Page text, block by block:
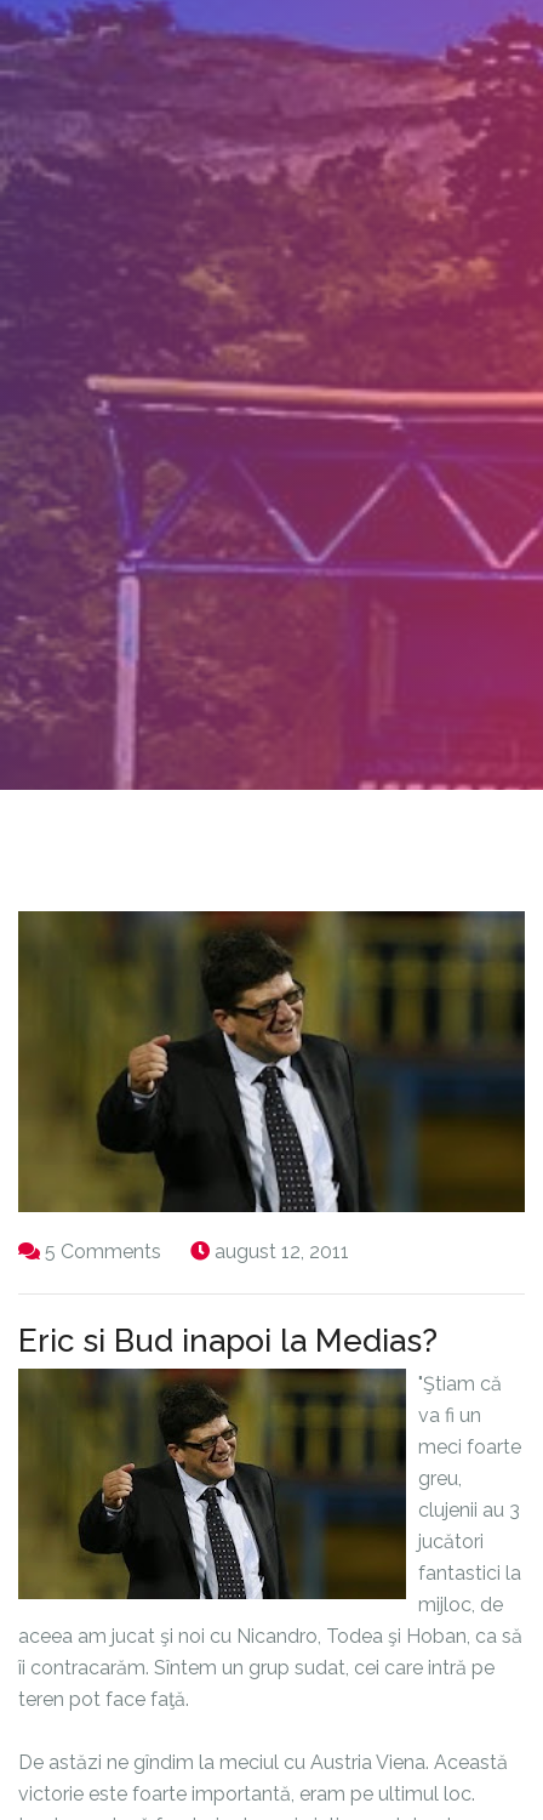
5 Comments august 12, 2011
Eric si Bud inapoi la Medias?
"Ştiam că
va fi un
meci foarte
greu,
clujenii au 3
jucători
fantastici la
mijloc, de
aceea am jucat şi noi cu Nicandro, Todea şi Hoban, ca să
îi contracarăm. Sîntem un grup sudat, cei care intră pe
teren pot face faţă.
De astăzi ne gîndim la meciul cu Austria Viena. Această
victorie este foarte importantă, eram pe ultimul loc.